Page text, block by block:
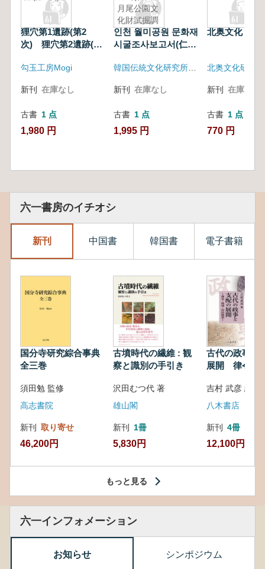
狸穴第1遺跡(第2
次) 狸穴第2遺跡(第
勾玉工房Mogi
新刊 在庫なし
古書 1 点
1,980 円
月尾公園文
化財試掘調
査報告書)
인천 월미공원 문화재
시굴조사보고서(仁川
調査報告書)
新刊 在庫なし
古書 1 点
1,995 円
北奥文化
北奥文化研究会
新刊 在庫なし
古書 1 点
770 円
六一書房のイチオシ
新刊 中国書 韓国書 電子書籍
国分寺研究綜合事典
全三巻
須田勉 監修
高志書院
新刊 取り寄せ
46,200円
古墳時代の繊維 : 観
察と識別の手引き
沢田むつ代 著
雄山閣
新刊 1冊
5,830円
古代の政事と
展開 律令・
吉村 武彦 編集
八木書店
新刊 4冊
12,100円
もっと見る
六一インフォメーション
お知らせ シンポジウム